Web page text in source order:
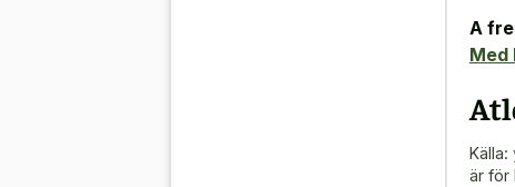
A
Med
Källa:
är för